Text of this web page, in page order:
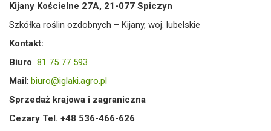
Kijany Kościelne 27A, 21-077 Spiczyn
Szkółka roślin ozdobnych – Kijany, woj. lubelskie
Kontakt:
Biuro 81 75 77 593
Mail : biuro@iglaki.agro.pl
Sprzedaż krajowa i zagraniczna
Cezary Tel. +48 536-466-626